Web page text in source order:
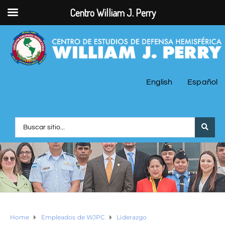
English Español
Home Empleados de WJPC Liderazgo
Centro William J. Perry